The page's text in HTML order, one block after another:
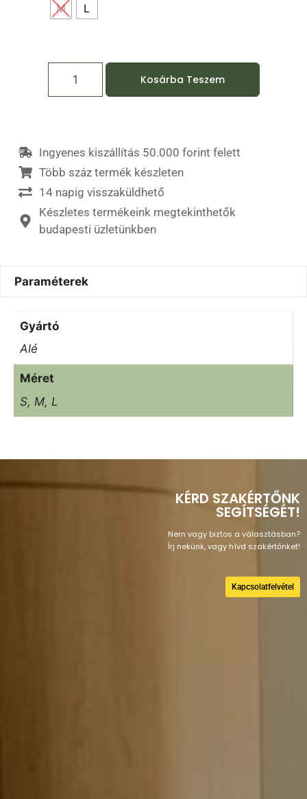
M L
Kosárba Teszem
Ingyenes kiszállítás 50.000 forint felett
Több száz termék készleten
14 napig visszaküldhető
Készletes termékeink megtekinthetők
budapesti üzletünkben
Paraméterek
Gyártó
Alé
Méret
S, M, L
KÉRD SZAKÉRTŐNK
SEGÍTSÉGÉT!
Nem vagy biztos a választásban?
Írj nekünk, vagy hívd szakértőnket!
Kapcsolatfelvétel